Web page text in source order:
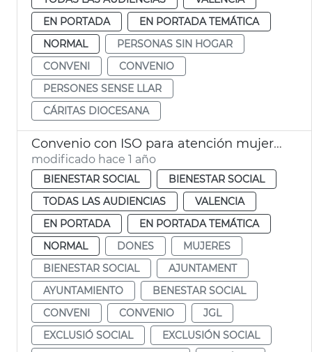
EN PORTADA
EN PORTADA TEMÁTICA
NORMAL
PERSONAS SIN HOGAR
CONVENI
CONVENIO
PERSONES SENSE LLAR
CÁRITAS DIOCESANA
Convenio con ISO para atención mujeres y familias riesgo exclusión social
modificado hace 1 año
BIENESTAR SOCIAL
BIENESTAR SOCIAL
TODAS LAS AUDIENCIAS
VALENCIA
EN PORTADA
EN PORTADA TEMÁTICA
NORMAL
DONES
MUJERES
BIENESTAR SOCIAL
AJUNTAMENT
AYUNTAMIENTO
BENESTAR SOCIAL
CONVENI
CONVENIO
JGL
EXCLUSIÓ SOCIAL
EXCLUSIÓN SOCIAL